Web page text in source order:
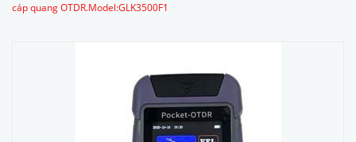
cáp quang OTDR.Model:GLK3500F1